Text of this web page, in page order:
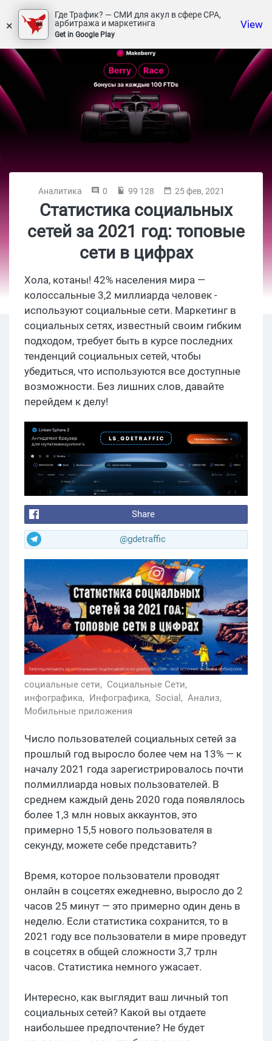
×
Где Трафик? — СМИ для акул в сфере СРА,
арбитража и маркетинга
Get in Google Play
View
Аналитика 0 99 128 25 фев, 2021
Статистика социальных
сетей за 2021 год: топовые
сети в цифрах
Хола, котаны! 42% населения мира —
колоссальные 3,2 миллиарда человек -
используют социальные сети. Маркетинг в
социальных сетях, известный своим гибким
подходом, требует быть в курсе последних
тенденций социальных сетей, чтобы
убедиться, что используются все доступные
возможности. Без лишних слов, давайте
перейдем к делу!
Share
@gdetraffic
социальные сети, Социальные Сети,
инфографика, Инфографика, Social, Анализ,
Мобильные приложения
Число пользователей социальных сетей за
прошлый год выросло более чем на 13% — к
началу 2021 года зарегистрировалось почти
полмиллиарда новых пользователей. В
среднем каждый день 2020 года появлялось
более 1,3 млн новых аккаунтов, это
примерно 15,5 нового пользователя в
секунду, можете себе представить?
Время, которое пользователи проводят
онлайн в соцсетях ежедневно, выросло до 2
часов 25 минут — это примерно один день в
неделю. Если статистика сохранится, то в
2021 году все пользователи в мире проведут
в соцсетях в общей сложности 3,7 трлн
часов. Статистика немного ужасает.
Интересно, как выглядит ваш личный топ
социальных сетей? Какой вы отдаете
наибольшее предпочтение? Не будет